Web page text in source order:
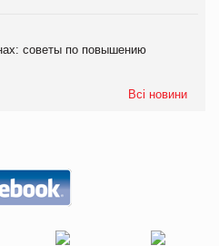
советы по повышению
Всі новини